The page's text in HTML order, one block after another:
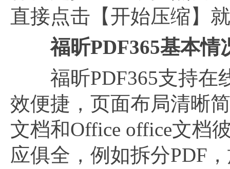
直接点击【开始压缩】
福昕PDF365基本情
福昕PDF365支持在
效便捷，页面布局清晰
文档和Office office文档
应俱全，例如拆分PDF